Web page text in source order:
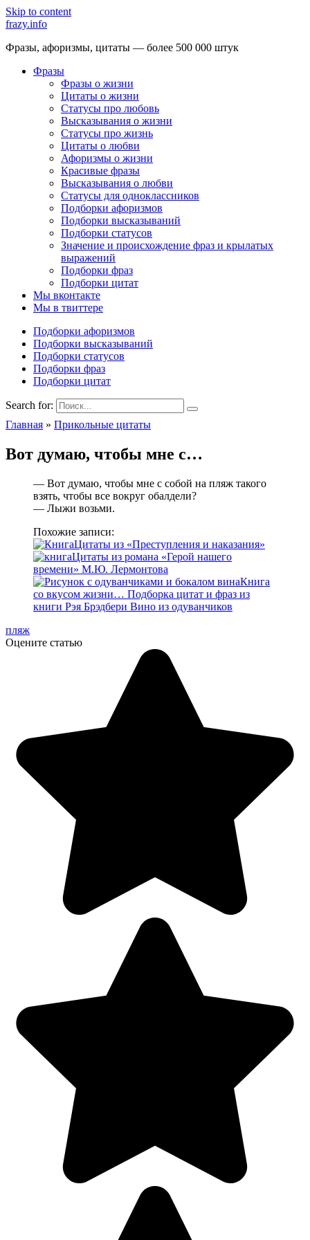
Skip to content
frazy.info
Фразы, афоризмы, цитаты — более 500 000 штук
Фразы
Фразы о жизни
Цитаты о жизни
Статусы про любовь
Высказывания о жизни
Статусы про жизнь
Цитаты о любви
Афоризмы о жизни
Красивые фразы
Высказывания о любви
Статусы для одноклассников
Подборки афоризмов
Подборки высказываний
Подборки статусов
Значение и происхождение фраз и крылатых
выражений
Подборки фраз
Подборки цитат
Мы вконтакте
Мы в твиттере
Подборки афоризмов
Подборки высказываний
Подборки статусов
Подборки фраз
Подборки цитат
Search for:
Главная » Прикольные цитаты
Вот думаю, чтобы мне с…
— Вот думаю, чтобы мне с собой на пляж такого
взять, чтобы все вокруг обалдели?
— Лыжи возьми.
Похожие записи:
Цитаты из «Преступления и наказания»
Цитаты из романа «Герой нашего
времени» М.Ю. Лермонтова
Книга
со вкусом жизни… Подборка цитат и фраз из
книги Рэя Брэдбери Вино из одуванчиков
пляж
Оцените статью